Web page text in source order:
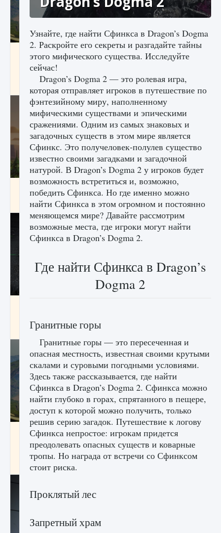
Как исправить ошибку Palworld «Идет
сохранение мира — Невозможно начать
сохранение данных мира»
9 августа 2024 2 511 0 0
Как заработать медали лиги Clash of Clans
9 августа 2024 2 599 0 1
9 августа 2024
Как исправить ошибку Palworld EPalworld
«Идет сохранение мира — Невозможно
начать сохранение данных мира»
Узнайте, где найти Сфинкса в Dragon’s Dogma
2. Раскройте его секреты и разгадайте тайны
этого мифического существа. Исследуйте
сейчас!
Dragon’s Dogma 2 — это ролевая игра,
которая отправляет игроков в путешествие по
фэнтезийному миру, наполненному
мифическими существами и эпическими
сражениями. Одним из самых знаковых и
загадочных существ в этом мире является
Сфинкс. Это получеловек-полулев существо
известно своими загадками и загадочной
натурой. В Dragon’s Dogma 2 у игроков будет
возможность встретиться и, возможно,
победить Сфинкса. Но где именно можно
найти Сфинкса в этом огромном и постоянно
меняющемся мире? Давайте рассмотрим
возможные места, где игроки могут найти
Сфинкса в Dragon’s Dogma 2.
Где найти Сфинкса в Dragon’s
Dogma 2
Гранитные горы
Гранитные горы — это пересеченная и
опасная местность, известная своими крутыми
скалами и суровыми погодными условиями.
Здесь также рассказывается, где найти
Сфинкса в Dragon’s Dogma 2. Сфинкса можно
найти глубоко в горах, спрятанного в пещере,
доступ к которой можно получить, только
решив серию загадок. Путешествие к логову
Сфинкса непростое: игрокам придется
преодолевать опасных существ и коварные
тропы. Но награда от встречи со Сфинксом
стоит риска.
Проклятый лес
Запретный храм